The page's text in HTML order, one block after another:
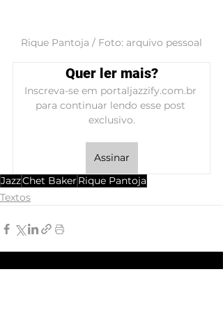
Rique Pantoja / Foto: arquivo pessoal
Quer ler mais?
Inscreva-se em portaljazzify.com.br
para continuar lendo esse post
exclusivo.
Assinar
JazzChet Baker Rique Pantoja
Textos